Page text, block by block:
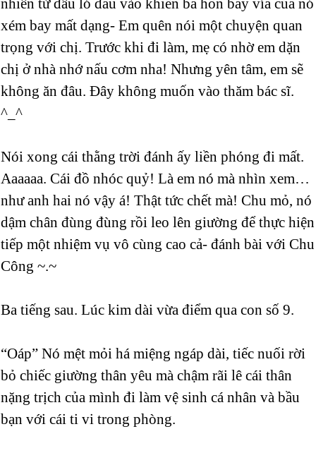
xém bay mất dạng- Em quên nói một chuyện quan
trọng với chị. Trước khi đi làm, mẹ có nhờ em dặn
chị ở nhà nhớ nấu cơm nha! Nhưng yên tâm, em sẽ
không ăn đâu. Đây không muốn vào thăm bác sĩ.
^_^
Nói xong cái thằng trời đánh ấy liền phóng đi mất.
Aaaaaa. Cái đồ nhóc quỷ! Là em nó mà nhìn xem…
như anh hai nó vậy á! Thật tức chết mà! Chu mỏ, nó
dậm chân đùng đùng rồi leo lên giường để thực hiện
tiếp một nhiệm vụ vô cùng cao cả- đánh bài với Chu
Công ~.~
Ba tiếng sau. Lúc kim dài vừa điểm qua con số 9.
“Oáp” Nó mệt mỏi há miệng ngáp dài, tiếc nuối rời
bỏ chiếc giường thân yêu mà chậm rãi lê cái thân
nặng trịch của mình đi làm vệ sinh cá nhân và bầu
bạn với cái ti vi trong phòng.